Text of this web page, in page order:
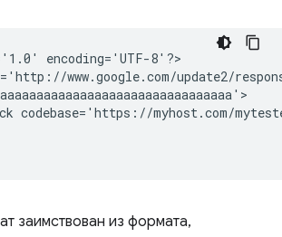
encoding='UTF-8'?>
www.google.com/update2/
codebase='https://myhost.com/
заимствован из формата,